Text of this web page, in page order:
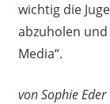
wichtig die
abzuholen
Media“.
von Sophie Eder